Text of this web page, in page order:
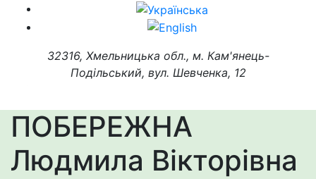
32316, Хмельницька обл., м. Кам'янець-
Подільський, вул. Шевченка, 12
ПОБЕРЕЖНА
Людмила Вікторівна